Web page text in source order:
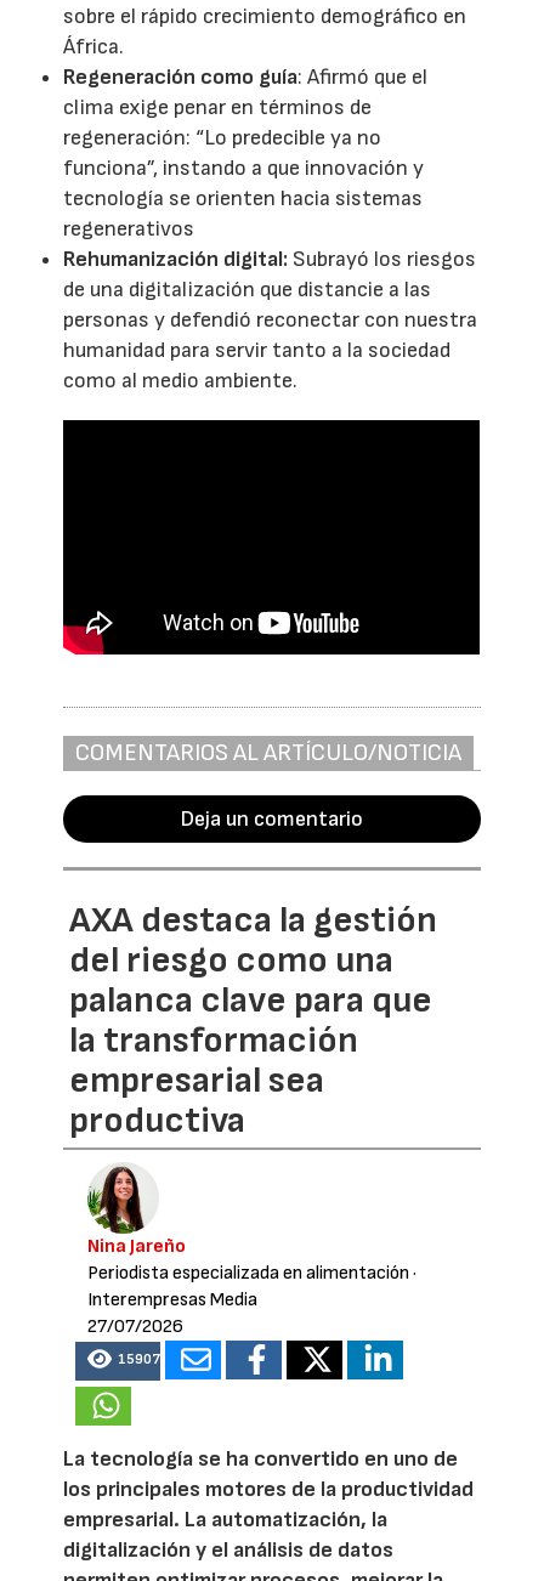
sobre el rápido crecimiento demográfico en
África.
Regeneración como guía: Afirmó que el
clima exige penar en términos de
regeneración: “Lo predecible ya no
funciona”, instando a que innovación y
tecnología se orienten hacia sistemas
regenerativos
Rehumanización digital: Subrayó los riesgos
de una digitalización que distancie a las
personas y defendió reconectar con nuestra
humanidad para servir tanto a la sociedad
como al medio ambiente.
COMENTARIOS AL ARTÍCULO/NOTICIA
Deja un comentario
AXA destaca la gestión
del riesgo como una
palanca clave para que
la transformación
empresarial sea
productiva
Nina Jareño
Periodista especializada en alimentación ·
Interempresas Media
27/07/2026
15907
La tecnología se ha convertido en uno de
los principales motores de la productividad
empresarial. La automatización, la
digitalización y el análisis de datos